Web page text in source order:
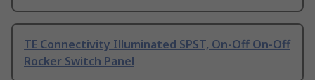
TE Connectivity Illuminated SPST, On-Off On-Off
Rocker Switch Panel